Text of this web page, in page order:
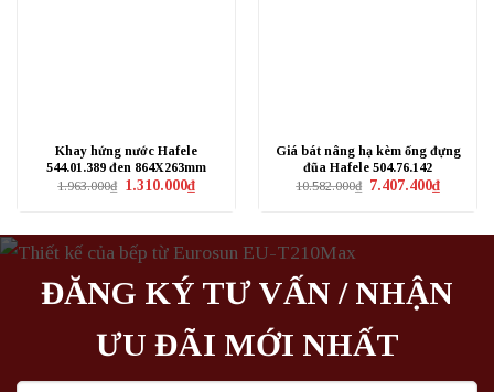
Khay hứng nước Hafele
544.01.389 đen 864X263mm
1.963.000₫ Giá
1.310.000₫Giá
hiện
1.310.000₫.
Giá bát nâng hạ kèm ống đựng
đũa Hafele 504.76.142
10.582.000₫ Giá
7.407.400₫Giá
hiện
ĐĂNG KÝ TƯ VẤN / NHẬN
ƯU ĐÃI MỚI NHẤT